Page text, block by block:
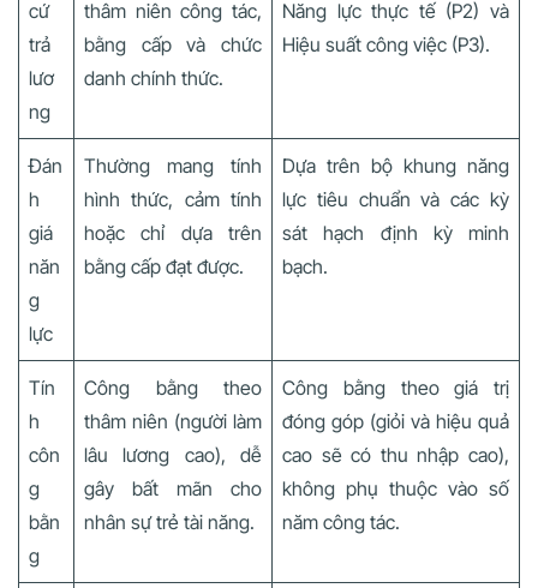
cứ
trả
lươ
ng
thâm niên công tác,
bằng cấp và chức
danh chính thức.
Năng lực thực tế (P2) và
Hiệu suất công việc (P3).
Đán
h
giá
năn
g
lực
Thường mang tính
hình thức, cảm tính
hoặc chỉ dựa trên
bằng cấp đạt được.
Dựa trên bộ khung năng
lực tiêu chuẩn và các kỳ
sát hạch định kỳ minh
bạch.
Tín
h
côn
g
bằn
g
Công bằng theo
thâm niên (người làm
lâu lương cao), dễ
gây bất mãn cho
nhân sự trẻ tài năng.
Công bằng theo giá trị
đóng góp (giỏi và hiệu quả
cao sẽ có thu nhập cao),
không phụ thuộc vào số
năm công tác.